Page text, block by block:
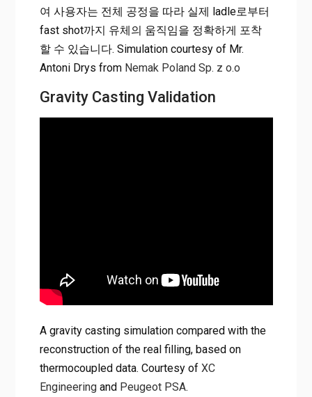
여 사용자는 전체 공정을 따라 실제 ladle로부터
fast shot까지 유체의 움직임을 정확하게 포착
할 수 있습니다. Simulation courtesy of Mr.
Antoni Drys from Nemak Poland Sp. z o.o
Gravity Casting Validation
A gravity casting simulation compared with the
reconstruction of the real filling, based on
thermocoupled data. Courtesy of XC
Engineeringand Peugeot PSA.